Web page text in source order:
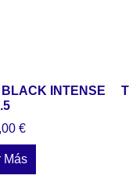
INTENSE
€
Más